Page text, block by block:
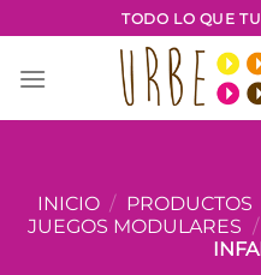
al
contenido
TODO LO QUE
INICIO / PRODUCTOS
JUEGOS MODULARES /